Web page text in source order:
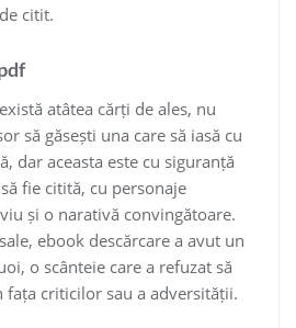
citit.
atâtea cărți de ales, nu
să găsești una care să iasă cu
dar aceasta este cu siguranță
fie citită, cu personaje
și o narativă convingătoare.
ebook descărcare a avut un
o scânteie care a refuzat să
fața criticilor sau a adversității.